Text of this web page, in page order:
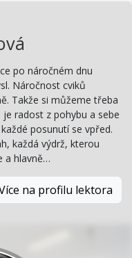
po náročném dnu
Náročnost cviků
Takže si můžeme třeba
radost z pohybu a sebe
posunutí se vpřed.
každá výdrž, kterou
a hlavně…
na profilu lektora